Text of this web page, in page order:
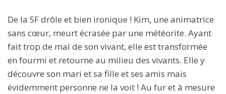
De la SF drôle et bien ironique ! Kim, une animatrice
sans cœur, meurt écrasée par une météorite. Ayant
fait trop de mal de son vivant, elle est transformée
en fourmi et retourne au milieu des vivants. Elle y
découvre son mari et sa fille et ses amis mais
évidemment personne ne la voit ! Au fur et à mesure